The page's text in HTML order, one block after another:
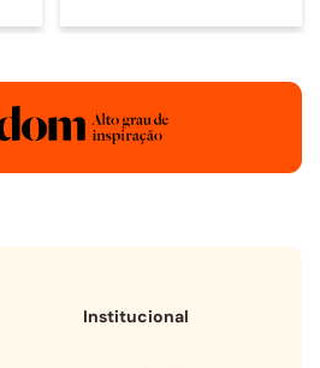
Institucional